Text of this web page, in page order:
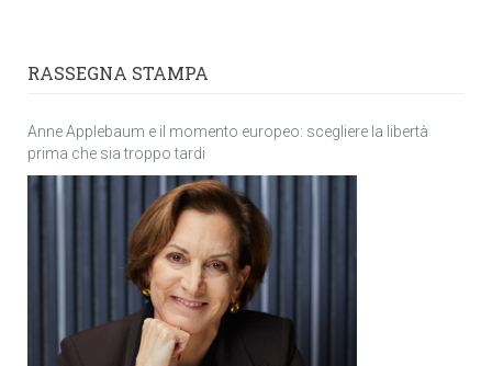
RASSEGNA STAMPA
Anne Applebaum e il momento europeo: scegliere la libertà
prima che sia troppo tardi